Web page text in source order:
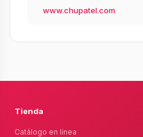
www.chupatel.com
Tienda
Catálogo en línea